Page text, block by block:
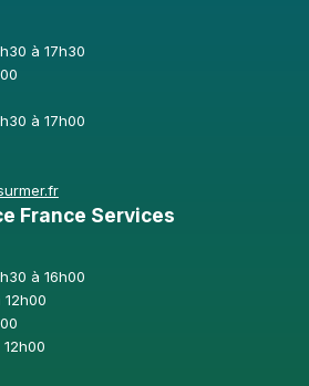
à 17h30
à 17h00
France Services
à 16h00